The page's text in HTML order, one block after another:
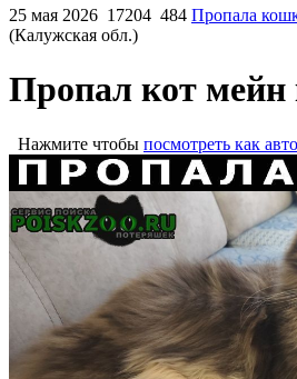
25 мая 2026 17204 484 Пропала
(Калужская обл.)
Пропал кот мейн
Нажмите чтобы посмотреть как